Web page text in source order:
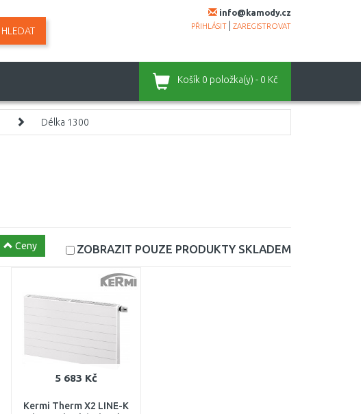
info@kamody.cz
PŘIHLÁSIT ZAREGISTROVAT
HLEDAT
Košík 0 položka(y) - 0 Kč
Délka 1300
Ceny ZOBRAZIT POUZE PRODUKTY SKLADEM
5 683 Kč
Kermi Therm X2 LINE-K